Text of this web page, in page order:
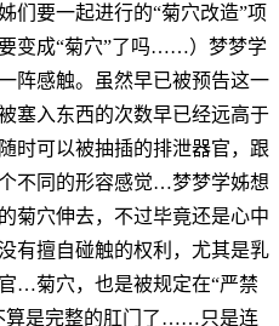
们要一起进行的“菊穴改造”项
变成“菊穴”了吗……）梦梦学
阵感触。虽然早已被预告这一
塞入东西的次数早已经远高于
可以被抽插的排泄器官，跟
不同的形容感觉…梦梦学姊想
菊穴伸去，不过毕竟还是心中
有擅自碰触的权利，尤其是乳
…菊穴，也是被规定在“严禁
算是完整的肛门了……只是连